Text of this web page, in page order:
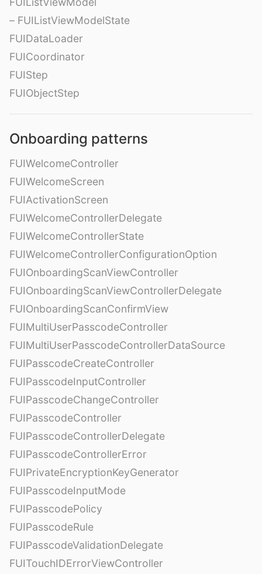
– FUIListViewModelState
FUIDataLoader
FUICoordinator
FUIStep
FUIObjectStep
Onboarding patterns
FUIWelcomeController
FUIWelcomeScreen
FUIActivationScreen
FUIWelcomeControllerDelegate
FUIWelcomeControllerState
FUIWelcomeControllerConfigurationOption
FUIOnboardingScanViewController
FUIOnboardingScanViewControllerDelegate
FUIOnboardingScanConfirmView
FUIMultiUserPasscodeController
FUIMultiUserPasscodeControllerDataSource
FUIPasscodeCreateController
FUIPasscodeInputController
FUIPasscodeChangeController
FUIPasscodeController
FUIPasscodeControllerDelegate
FUIPasscodeControllerError
FUIPrivateEncryptionKeyGenerator
FUIPasscodeInputMode
FUIPasscodePolicy
FUIPasscodeRule
FUIPasscodeValidationDelegate
FUITouchIDErrorViewController